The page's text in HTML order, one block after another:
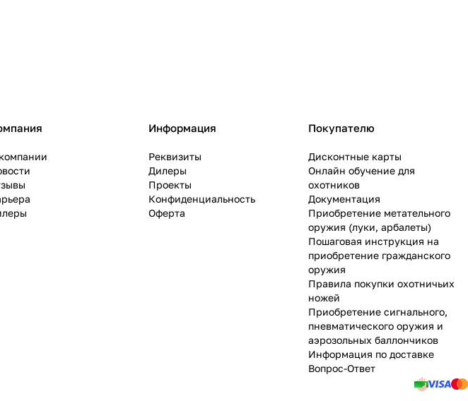
Информация
Реквизиты
Дилеры
Проекты
Конфиденциальность
Оферта
Покупателю
Дисконтные карты
Онлайн обучение для
охотников
Документация
Приобретение метательного
оружия (луки, арбалеты)
Пошаговая инструкция на
приобретение гражданского
оружия
Правила покупки охотничьих
ножей
Приобретение сигнального,
пневматического оружия и
аэрозольных баллончиков
Информация по доставке
Вопрос-Ответ